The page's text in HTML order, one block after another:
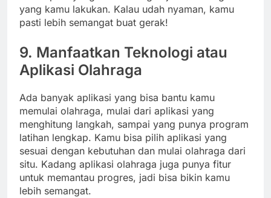
yang kamu lakukan. Kalau udah nyaman, kamu
pasti lebih semangat buat gerak!
9. Manfaatkan Teknologi atau
Aplikasi Olahraga
Ada banyak aplikasi yang bisa bantu kamu
memulai olahraga, mulai dari aplikasi yang
menghitung langkah, sampai yang punya program
latihan lengkap. Kamu bisa pilih aplikasi yang
sesuai dengan kebutuhan dan mulai olahraga dari
situ. Kadang aplikasi olahraga juga punya fitur
untuk memantau progres, jadi bisa bikin kamu
lebih semangat.